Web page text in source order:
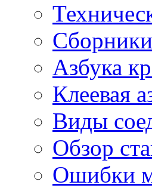
Сборники
Азбука
Клеевая
Виды
Обзор
Ошибки